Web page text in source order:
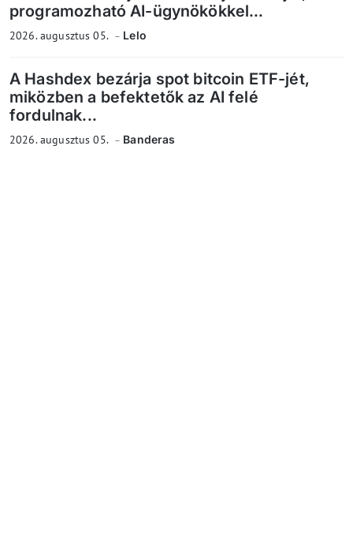
programozható AI-ügynökökkel...
2026. augusztus 05. Lelo
A Hashdex bezárja spot bitcoin ETF-jét,
miközben a befektetők az AI felé
fordulnak...
2026. augusztus 05. Banderas